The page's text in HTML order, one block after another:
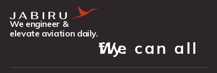
We engineer &
elevate aviation daily.
We can all fly.